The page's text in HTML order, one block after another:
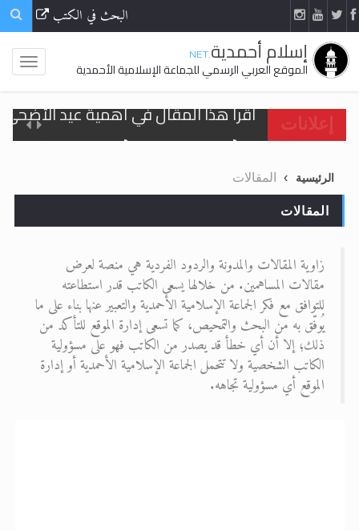
البحث في الكتب
إسلام أحمدية.NET
الموقع العربي الرسمي للجماعة الإسلامية الأحمدية
إعلانات
اقرأ هذا المقال في أهمية عيد
تعميم هامّ لأفراد الجماعة >> المزيد
تعميم هامّ لأفراد الجماعة >> المزيد
اقرأ هذا الكتاب وتعرّف على حقيقة
الحجّ.. دلالات، حِكم، وأهداف >> المزيد
الرئيسية المقالات
المقالات
زاوية المقالات والمدونة والردود الفردية هي منصة لعرض
مقالات المساهمين. من خلالها يسعى الكاتب قدر استطاعته
للتوافق مع فكر الجماعة الإسلامية الأحمدية والتعبير عنها بناء على ما
يُوفّق به من البحث والتمحيص، كما تسعى إدارة الموقع للتأكد من
ذلك؛ إلا أن أي خطأ قد يصدر من الكاتب فهو على مسؤولية
الكاتب الشخصية ولا تتحمل الجماعة الإسلامية الأحمدية أو إدارة
الموقع أي مسؤولية تجاهه.